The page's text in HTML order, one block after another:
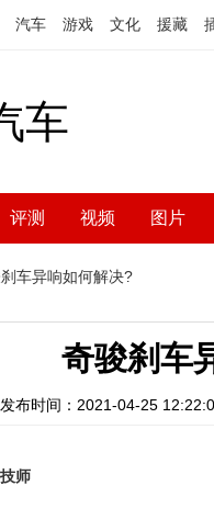
汽车 游戏 文化 援藏
车
评测 视频 图片
车异响如何解决?
奇骏刹车
发布时间：2021-04-25
师